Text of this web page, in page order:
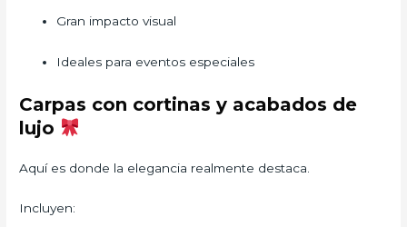
Gran impacto visual
Ideales para eventos especiales
Carpas con cortinas y acabados de
lujo
Aquí es donde la elegancia realmente destaca.
Incluyen: